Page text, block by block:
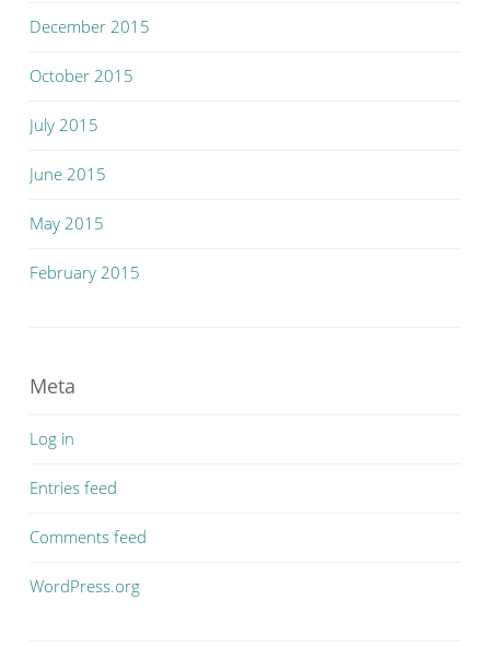
December 2015
October 2015
July 2015
June 2015
May 2015
February 2015
Meta
Log in
Entries feed
Comments feed
WordPress.org